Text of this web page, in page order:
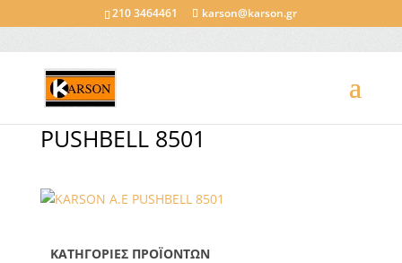
210 3464461 karson@karson.gr
PUSHBELL 8501
ΚΑΤΗΓΟΡΙΕΣ ΠΡΟΪΟΝΤΩΝ